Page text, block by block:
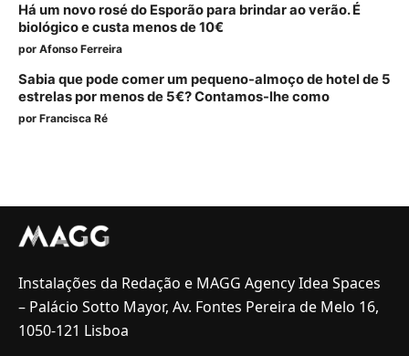
Há um novo rosé do Esporão para brindar ao verão. É
biológico e custa menos de 10€
por Afonso Ferreira
Sabia que pode comer um pequeno-almoço de hotel de 5
estrelas por menos de 5€? Contamos-lhe como
por Francisca Ré
Instalações da Redação e MAGG Agency Idea Spaces
– Palácio Sotto Mayor, Av. Fontes Pereira de Melo 16,
1050-121 Lisboa